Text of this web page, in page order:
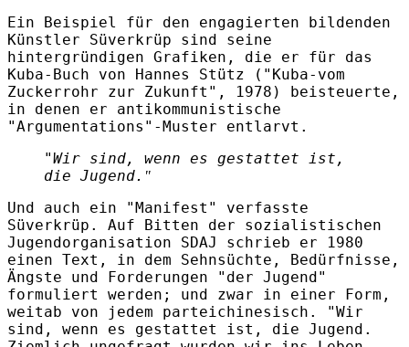
Ein Beispiel für den engagierten bildenden
Künstler Süverkrüp sind seine
hintergründigen Grafiken, die er für das
Kuba-Buch von Hannes Stütz ("Kuba-vom
Zuckerrohr zur Zukunft", 1978) beisteuerte,
in denen er antikommunistische
"Argumentations"-Muster entlarvt.
"Wir sind, wenn es gestattet ist,
die Jugend. "
Und auch ein "Manifest" verfasste
Süverkrüp. Auf Bitten der sozialistischen
Jugendorganisation SDAJ schrieb er 1980
einen Text, in dem Sehnsüchte, Bedürfnisse,
Ängste und Forderungen "der Jugend"
formuliert werden; und zwar in einer Form,
weitab von jedem parteichinesisch. "Wir
sind, wenn es gestattet ist, die Jugend.